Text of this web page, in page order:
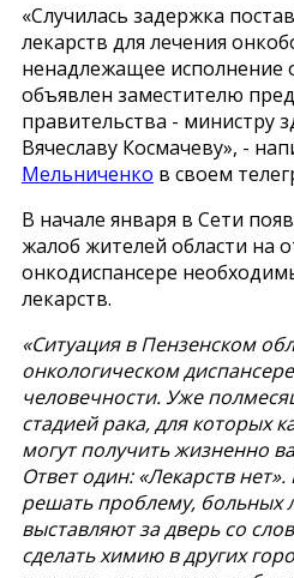
«Случилась задержка
лекарств для лечения
ненадлежащее исполнение
объявлен заместителю
правительства - министру
Вячеславу Космачеву», -
Мельниченко в своем
В начале января в Сети
жалоб жителей области на
онкодиспансере
лекарств.
«Ситуация в Пензенском
онкологическом
человечности. Уже
стадией рака, для которых
могут получить жизненно
Ответ один: «Лекарств
решать проблему, больных
выставляют за дверь со
сделать химию в других